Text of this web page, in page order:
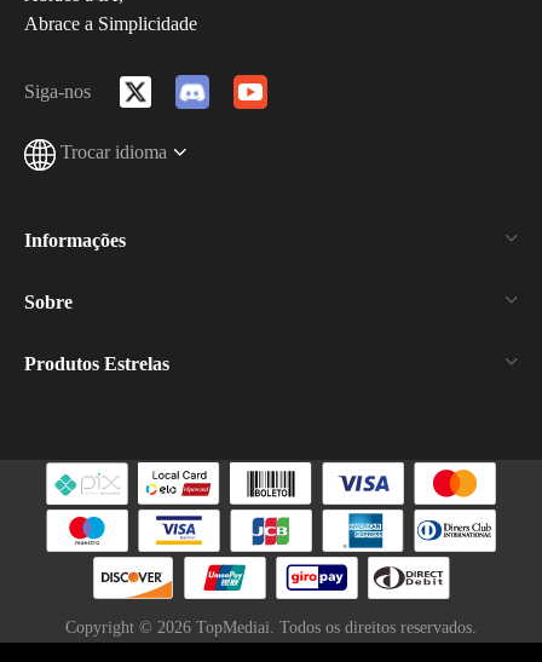
Abrace a Simplicidade
Siga-nos
Trocar idioma
Informações
Sobre
Produtos Estrelas
Copyright © 2026 TopMediai. Todos os direitos reservados.